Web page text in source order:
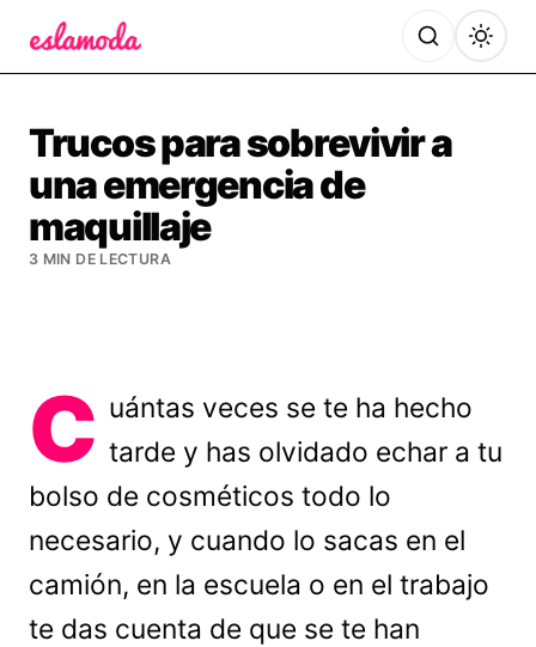
Trucos para sobrevivir a
una emergencia de
maquillaje
3 MIN DE LECTURA
C uántas veces se te ha hecho
tarde y has olvidado echar a tu
bolso de cosméticos todo lo
necesario, y cuando lo sacas en el
camión, en la escuela o en el trabajo
te das cuenta de que se te han